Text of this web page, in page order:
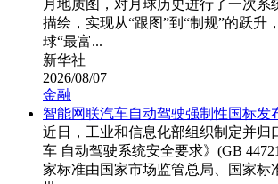
月地质图，对月球历史进行了一次系
描绘，实现从“跟图”到“制规”的跃升
球“最富...
新华社
2026/08/07
金融
智能网联汽车自动驾驶强制性国标发
近日，工业和信息化部组织制定并归
车 自动驾驶系统安全要求》(GB
家标准由国家市场监管总局、国家标